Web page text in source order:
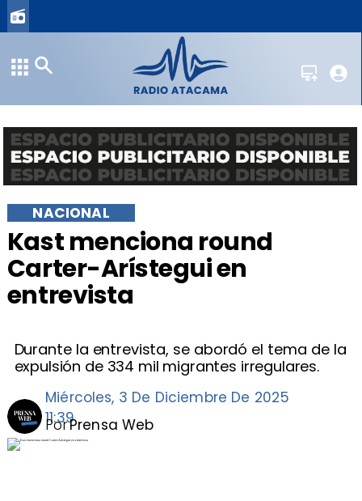
Kast menciona round
Carter-Arístegui en
entrevista
Durante la entrevista, se abordó el tema de la
expulsión de 334 mil migrantes irregulares.
NACIONAL
Miércoles, 3 De Diciembre De 2025
11:39Prensa Web
Por